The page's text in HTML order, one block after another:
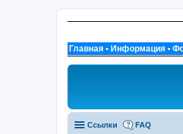
Главная • Информация •
Ссылки FAQ